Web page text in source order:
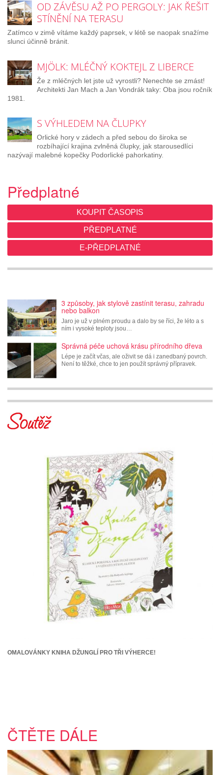
OD ZÁVĚSU AŽ PO PERGOLY: JAK ŘEŠIT
STÍNĚNÍ NA TERASU
Zatímco v zimě vítáme každý paprsek, v létě se naopak snažíme
slunci účinně bránit.
MJÖLK: MLÉČNÝ KOKTEJL Z LIBERCE
Že z mléčných let jste už vyrostli? Nenechte se zmást!
Architekti Jan Mach a Jan Vondrák taky: Oba jsou ročník
1981.
S VÝHLEDEM NA ČLUPKY
Orlické hory v zádech a před sebou do široka se
rozbíhající krajina zvlněná člupky, jak starousedlíci
nazývají malebné kopečky Podorlické pahorkatiny.
Předplatné
KOUPIT ČASOPIS
PŘEDPLATNÉ
E-PŘEDPLATNÉ
3 způsoby, jak stylově zastínit terasu, zahradu
nebo balkon
Jaro je už v plném proudu a dalo by se říci, že léto a s
ním i vysoké teploty jsou…
Správná péče uchová krásu přírodního dřeva
Lépe je začít včas, ale oživit se dá i zanedbaný povrch.
Není to těžké, chce to jen použít správný přípravek.
OMALOVÁNKY KNIHA DŽUNGLÍ PRO TŘI VÝHERCE!
ČTĚTE DÁLE